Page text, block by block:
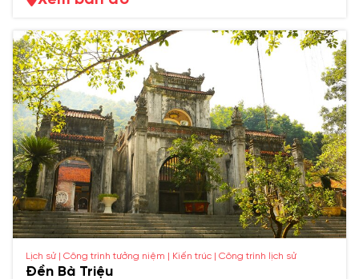
Lịch sử | Công trình tưởng niệm | Kiến trúc | Công trình lịch sử
Đền Bà Triệu